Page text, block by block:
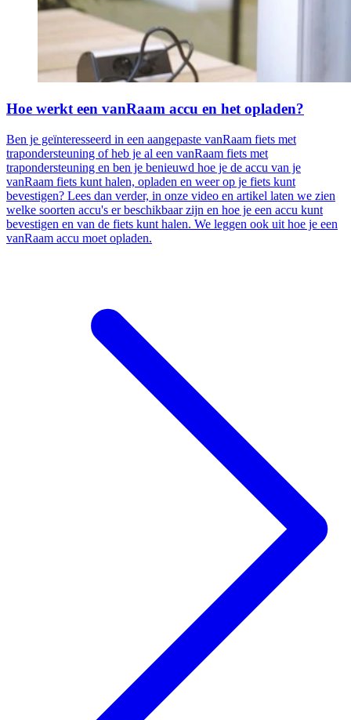
Hoe werkt een vanRaam accu en het opladen?
Ben je geïnteresseerd in een aangepaste vanRaam fiets met
trapondersteuning of heb je al een vanRaam fiets met
trapondersteuning en ben je benieuwd hoe je de accu van je
vanRaam fiets kunt halen, opladen en weer op je fiets kunt
bevestigen? Lees dan verder, in onze video en artikel laten we zien
welke soorten accu's er beschikbaar zijn en hoe je een accu kunt
bevestigen en van de fiets kunt halen. We leggen ook uit hoe je een
vanRaam accu moet opladen.